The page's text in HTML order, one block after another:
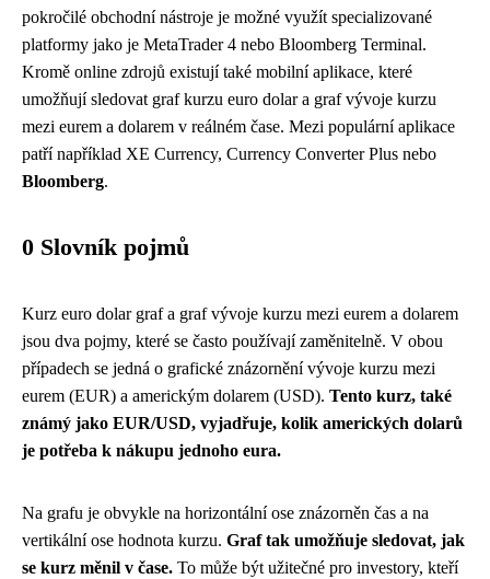
pokročilé obchodní nástroje je možné využít specializované
platformy jako je MetaTrader 4 nebo Bloomberg Terminal.
Kromě online zdrojů existují také mobilní aplikace, které
umožňují sledovat graf kurzu euro dolar a graf vývoje kurzu
mezi eurem a dolarem v reálném čase. Mezi populární aplikace
patří například XE Currency, Currency Converter Plus nebo
Bloomberg.
0 Slovník pojmů
Kurz euro dolar graf a graf vývoje kurzu mezi eurem a dolarem
jsou dva pojmy, které se často používají zaměnitelně. V obou
případech se jedná o grafické znázornění vývoje kurzu mezi
eurem (EUR) a americkým dolarem (USD). Tento kurz, také
známý jako EUR/USD, vyjadřuje, kolik amerických dolarů
je potřeba k nákupu jednoho eura.
Na grafu je obvykle na horizontální ose znázorněn čas a na
vertikální ose hodnota kurzu. Graf tak umožňuje sledovat, jak
se kurz měnil v čase. To může být užitečné pro investory, kteří